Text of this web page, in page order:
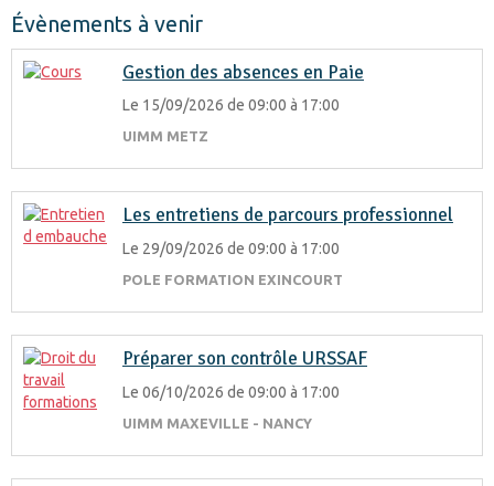
Évènements à venir
Gestion des absences en Paie
Le 15/09/2026 de 09:00 à 17:00
UIMM METZ
Les entretiens de parcours professionnel
Le 29/09/2026 de 09:00 à 17:00
POLE FORMATION EXINCOURT
Préparer son contrôle URSSAF
Le 06/10/2026 de 09:00 à 17:00
UIMM MAXEVILLE - NANCY